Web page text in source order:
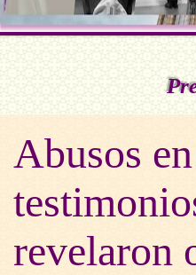
Abusos
revelaron